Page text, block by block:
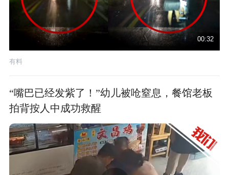
00:32
有料
“嘴巴已经发紫了！”幼儿被呛窒息，餐馆老板
拍背按人中成功救醒